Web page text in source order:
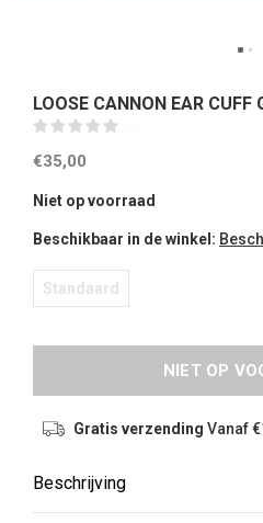
LOOSE CANNON EAR CUFF
€35,00
Niet op voorraad
Beschikbaar in de winkel:
Standaard
NIET OP
Gratis verzending Vanaf
Beschrijving